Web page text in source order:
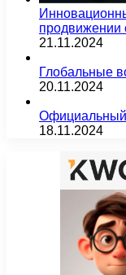
продвижении
21.11.2024
Глобальные
20.11.2024
Официальный
18.11.2024